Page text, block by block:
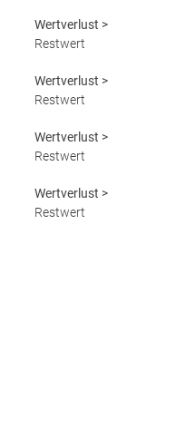
Wertverlust >
Restwert
Wertverlust >
Restwert
Wertverlust >
Restwert
Wertverlust >
Restwert